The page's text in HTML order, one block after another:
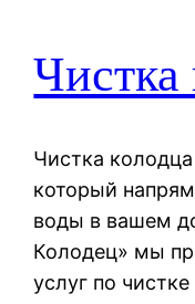
Чистка
Чистка
который
воды в вашем
Колодец» мы
услуг по